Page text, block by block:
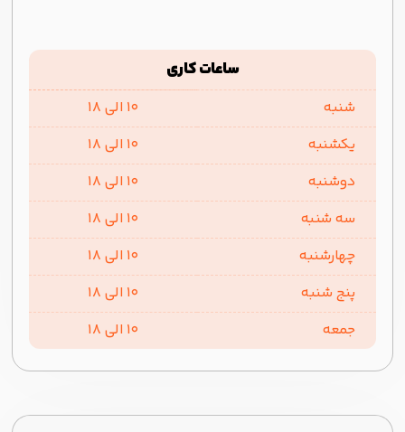
ساعات کاری
شنبه
10 الی 18
یکشنبه
10 الی 18
دوشنبه
10 الی 18
سه شنبه
10 الی 18
چهارشنبه
10 الی 18
پنج شنبه
10 الی 18
جمعه
10 الی 18